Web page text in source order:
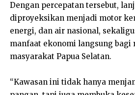
Dengan percepatan tersebut,
diproyeksikan menjadi motor
energi, dan air nasional,
manfaat ekonomi langsung bagi
masyarakat Papua Selatan.
“Kawasan ini tidak hanya